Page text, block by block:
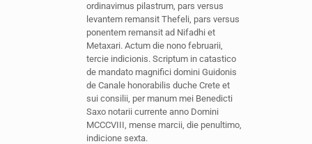
ordinavimus pilastrum, pars versus
levantem remansit Thefeli, pars versus
ponentem remansit ad Nifadhi et
Metaxari. Actum die nono februarii,
tercie indicionis. Scriptum in catastico
de mandato magnifici domini Guidonis
de Canale honorabilis duche Crete et
sui consilii, per manum mei Benedicti
Saxo notarii currente anno Domini
MCCCVIII, mense marcii, die penultimo,
indicione sexta.